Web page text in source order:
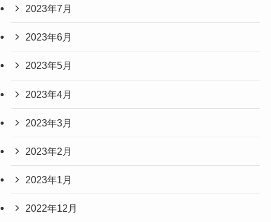
2023年7月
2023年6月
2023年5月
2023年4月
2023年3月
2023年2月
2023年1月
2022年12月